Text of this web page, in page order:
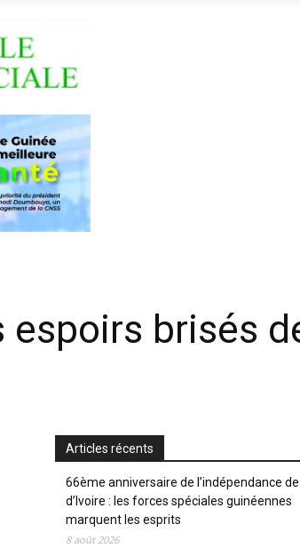
espoirs brisés
Articles récents
66ème anniversaire de l’indépendance
d’Ivoire : les forces spéciales guinéennes
marquent les esprits
8 août 2026